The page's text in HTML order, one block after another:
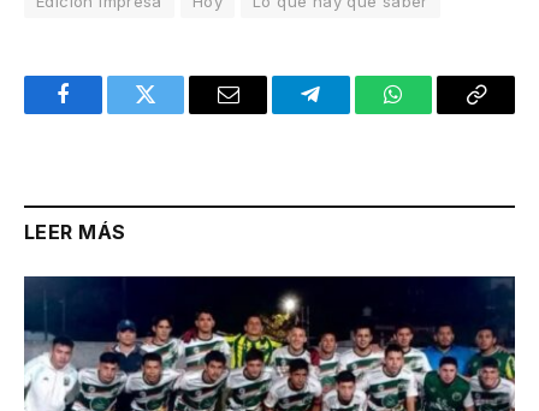
FacebookTwitter Email TelegramWhatsAppCopy
LEER MÁS